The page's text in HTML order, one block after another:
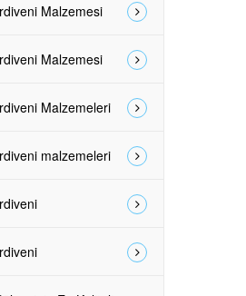
Malzemesi
Malzemesi
Malzemeleri
malzemeleri